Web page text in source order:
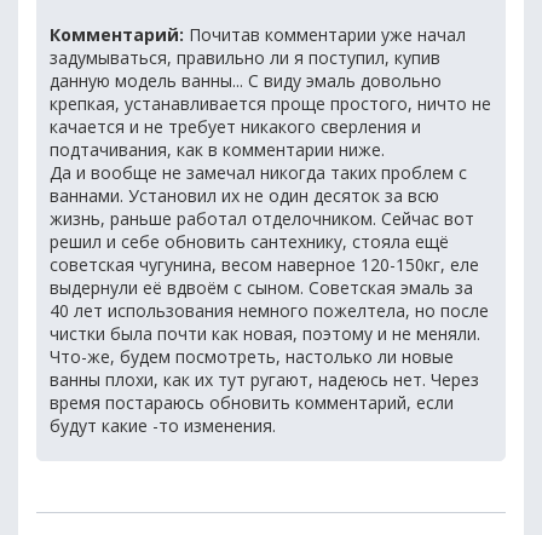
Комментарий: Почитав комментарии уже начал
задумываться, правильно ли я поступил, купив
данную модель ванны... С виду эмаль довольно
крепкая, устанавливается проще простого, ничто не
качается и не требует никакого сверления и
подтачивания, как в комментарии ниже.
Да и вообще не замечал никогда таких проблем с
ваннами. Установил их не один десяток за всю
жизнь, раньше работал отделочником. Сейчас вот
решил и себе обновить сантехнику, стояла ещё
советская чугунина, весом наверное 120-150кг, еле
выдернули её вдвоём с сыном. Советская эмаль за
40 лет использования немного пожелтела, но после
чистки была почти как новая, поэтому и не меняли.
Что-же, будем посмотреть, настолько ли новые
ванны плохи, как их тут ругают, надеюсь нет. Через
время постараюсь обновить комментарий, если
будут какие -то изменения.